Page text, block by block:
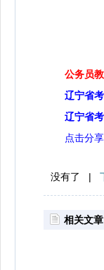
公务员
辽宁省
辽宁省
点击分
没有了 |
相关文章